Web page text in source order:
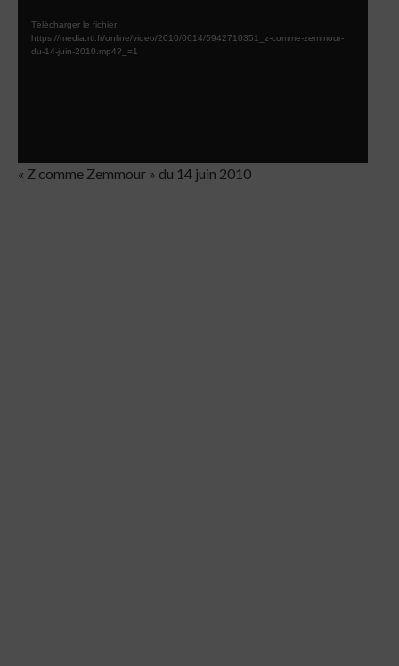
Télécharger le fichier:
https://media.rtl.fr/online/video/2010/0614/5942710351_z-comme-zemmour-
du-14-juin-2010.mp4?_=1
« Z comme Zemmour » du 14 juin 2010